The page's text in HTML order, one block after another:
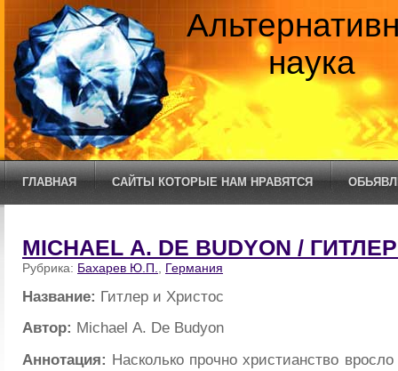
наука
ГЛАВНАЯ САЙТЫ КОТОРЫЕ НАМ НРАВЯТСЯ
MICHAEL А. DE BUDYON /
Рубрика: Бахарев Ю.П. Германия
Название: Гитлер и Христос
Автор: Michael А. De Budyon
Аннотация: Насколько прочно христианство